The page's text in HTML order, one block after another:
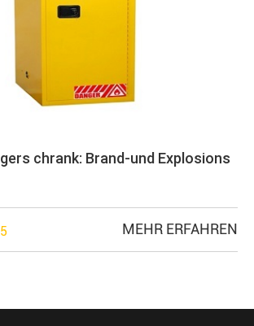
chrank: Brand-und Explosions
MEHR ERFAHREN